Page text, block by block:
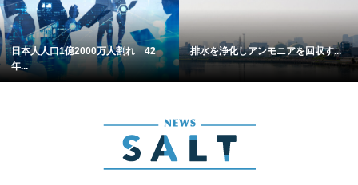
日本人人口1億2000万人割れ 42
年...
排水を浄化しアンモニアを回収す...